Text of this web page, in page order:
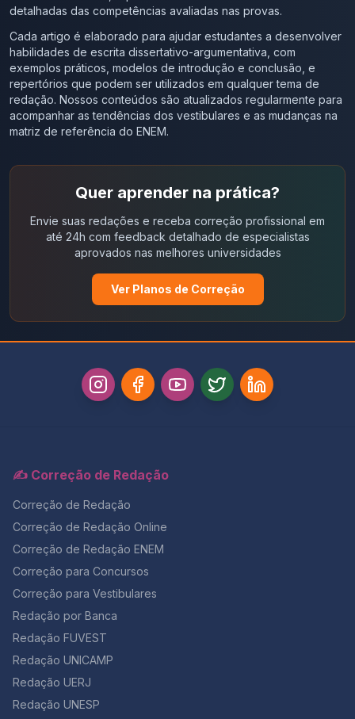
detalhadas das competências avaliadas nas provas.
Cada artigo é elaborado para ajudar estudantes a desenvolver
habilidades de escrita dissertativo-argumentativa, com
exemplos práticos, modelos de introdução e conclusão, e
repertórios que podem ser utilizados em qualquer tema de
redação. Nossos conteúdos são atualizados regularmente para
acompanhar as tendências dos vestibulares e as mudanças na
matriz de referência do ENEM.
Quer aprender na prática?
Envie suas redações e receba correção profissional em
até 24h com feedback detalhado de especialistas
aprovados nas melhores universidades
Ver Planos de Correção
✍️ Correção de Redação
Correção de Redação
Correção de Redação Online
Correção de Redação ENEM
Correção para Concursos
Correção para Vestibulares
Redação por Banca
Redação FUVEST
Redação UNICAMP
Redação UERJ
Redação UNESP